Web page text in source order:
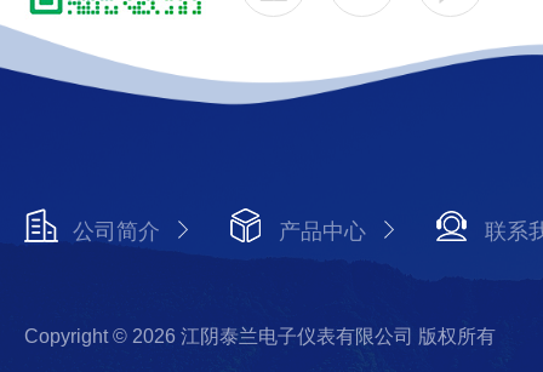
公司简介 产品中心 联系
Copyright © 2026 江阴泰兰电子仪表有限公司 版权所有